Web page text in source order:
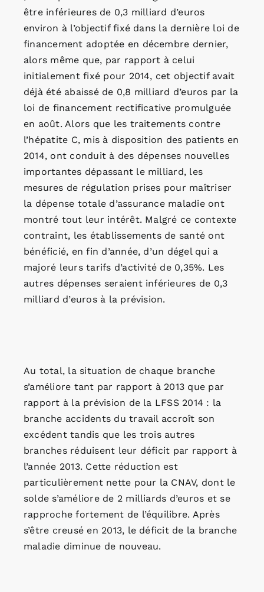
être inférieures de 0,3 milliard d’euros
environ à l’objectif fixé dans la dernière loi de
financement adoptée en décembre dernier,
alors même que, par rapport à celui
initialement fixé pour 2014, cet objectif avait
déjà été abaissé de 0,8 milliard d’euros par la
loi de financement rectificative promulguée
en août. Alors que les traitements contre
l’hépatite C, mis à disposition des patients en
2014, ont conduit à des dépenses nouvelles
importantes dépassant le milliard, les
mesures de régulation prises pour maîtriser
la dépense totale d’assurance maladie ont
montré tout leur intérêt. Malgré ce contexte
contraint, les établissements de santé ont
bénéficié, en fin d’année, d’un dégel qui a
majoré leurs tarifs d’activité de 0,35%. Les
autres dépenses seraient inférieures de 0,3
milliard d’euros à la prévision.
Au total, la situation de chaque branche
s’améliore tant par rapport à 2013 que par
rapport à la prévision de la LFSS 2014 : la
branche accidents du travail accroît son
excédent tandis que les trois autres
branches réduisent leur déficit par rapport à
l’année 2013. Cette réduction est
particulièrement nette pour la CNAV, dont le
solde s’améliore de 2 milliards d’euros et se
rapproche fortement de l’équilibre. Après
s’être creusé en 2013, le déficit de la branche
maladie diminue de nouveau.